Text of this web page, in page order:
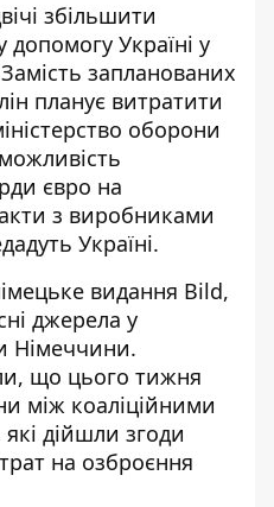
збільшити
допомогу Україні у
запланованих
планує витратити
оборони
євро на
з виробниками
Україні.
видання Bild,
джерела у
Німеччини.
що цього тижня
між коаліційними
які дійшли згоди
на озброєння